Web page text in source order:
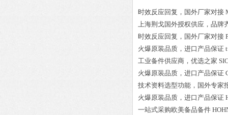
时效反应回复，国外厂家对接
上海荆戈国外授权供应，品牌
时效反应回复，国外厂家对接
火爆原装品质，进口产品保证
工业备件供应商，优选之家
火爆原装品质，进口产品保证
技术资料选型功能，国外专家
火爆原装品质，进口产品保证
一站式采购欧美备品备件